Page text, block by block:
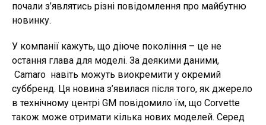
почали з’являтись різні повідомлення про майбутню
новинку.
У компанії кажуть, що діюче покоління – це не
остання глава для моделі. За деякими даними,
Camaro навіть можуть виокремити у окремий
суббренд. Ця новина з’явилася після того, як джерело
в технічному центрі GM повідомило їм, що Corvette
також може отримати кілька нових моделей. Серед